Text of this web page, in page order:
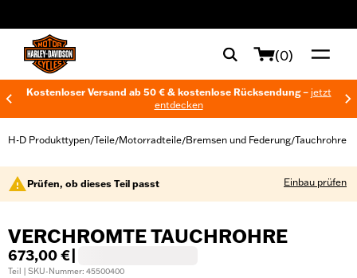
(0)
Kostenloser Versand ab 50 € & kostenlose Rücksendung – jetzt
entdecken
H-D Produkttypen/Teile/Motorradteile/Bremsen und Federung/Tauchrohre
Prüfen, ob dieses Teil passt Einbau prüfen
VERCHROMTE TAUCHROHRE
673,00 €
Teil | SKU-Nummer: 45500400